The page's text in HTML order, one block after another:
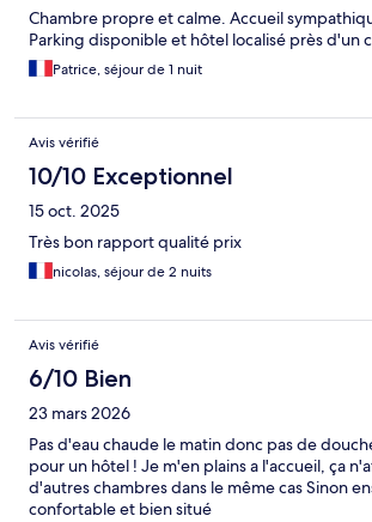
Chambre propre et calme. Accueil
Parking disponible et hôtel localisé près d'un
Patrice, séjour de 1 nuit
Avis vérifié
10/10 Exceptionnel
15 oct. 2025
Très bon rapport qualité prix
nicolas, séjour de 2 nuits
Avis vérifié
6/10 Bien
23 mars 2026
Pas d'eau chaude le matin donc pas de
pour un hôtel ! Je m'en plains a l'accueil, ça
d'autres chambres dans le même cas Sinon
confortable et bien situé